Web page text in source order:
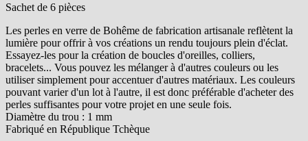
Sachet de 6 pièces
Les perles en verre de Bohême de fabrication artisanale reflètent la
lumière pour offrir à vos créations un rendu toujours plein d'éclat.
Essayez-les pour la création de boucles d'oreilles, colliers,
bracelets... Vous pouvez les mélanger à d'autres couleurs ou les
utiliser simplement pour accentuer d'autres matériaux. Les couleurs
pouvant varier d'un lot à l'autre, il est donc préférable d'acheter des
perles suffisantes pour votre projet en une seule fois.
Diamètre du trou : 1 mm
Fabriqué en République Tchèque